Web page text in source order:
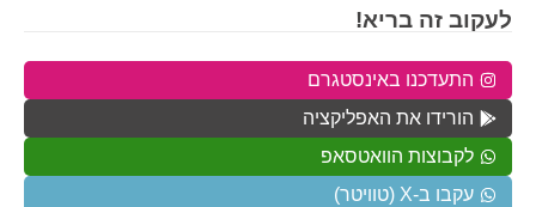
לעקוב זה בריא!
התעדכנו באינסטגרם
הורידו את האפליקציה
לקבוצות הוואטסאפ
עקבו ב-X (טוויטר)